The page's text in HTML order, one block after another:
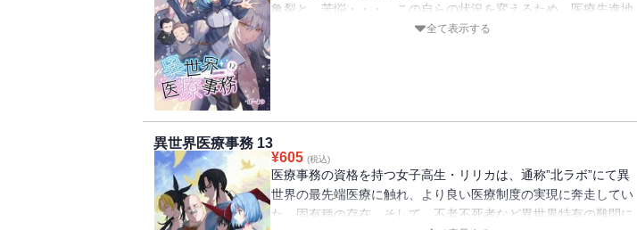
亀裂と、苦悩・・・。この自らの状況を変えるため、医療先進地
域である通称”北ラボ”へと旅立つ。異世界×医療事務という異色
全て表示する
異世界医療事務 13
¥605 (税込)
医療事務の資格を持つ女子高生・リリカは、通称”北ラボ”にて異
世界の最先端医療に触れ、より良い医療制度の実現に奔走してい
た。固有種の存在、そして、不老不死者など異世界特有の難問に